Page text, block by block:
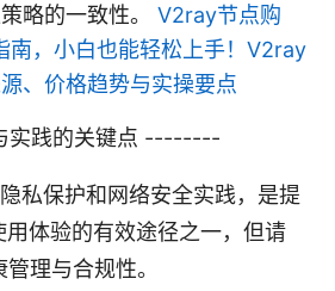
略的一致性。 V2ray节点购
南，小白也能轻松上手！V2ray
、价格趋势与实操要点
实践的关键点 --------
私保护和网络安全实践，是提
体验的有效途径之一，但请
理与合规性。